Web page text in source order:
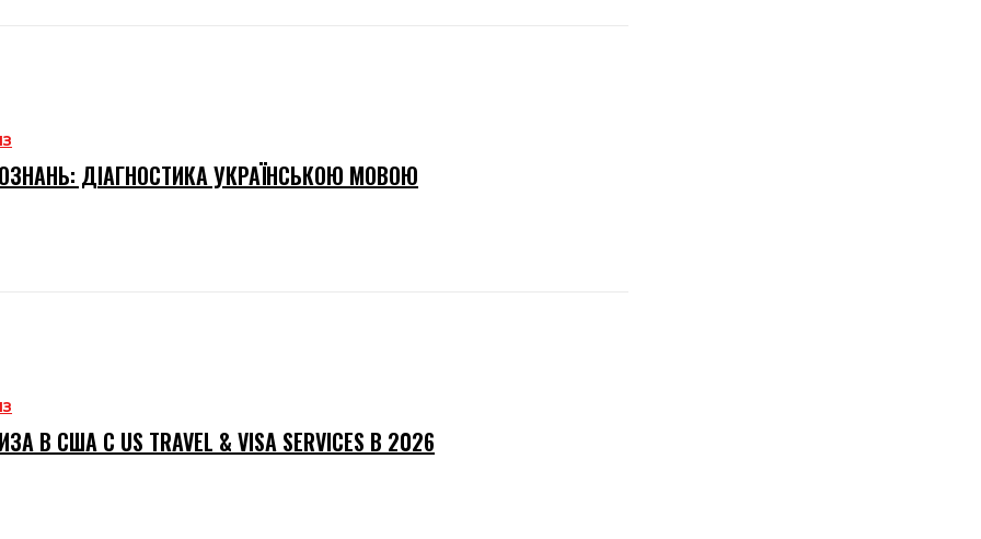
ДІАГНОСТИКА УКРАЇНСЬКОЮ МОВОЮ
В США С US TRAVEL & VISA SERVICES В 2026